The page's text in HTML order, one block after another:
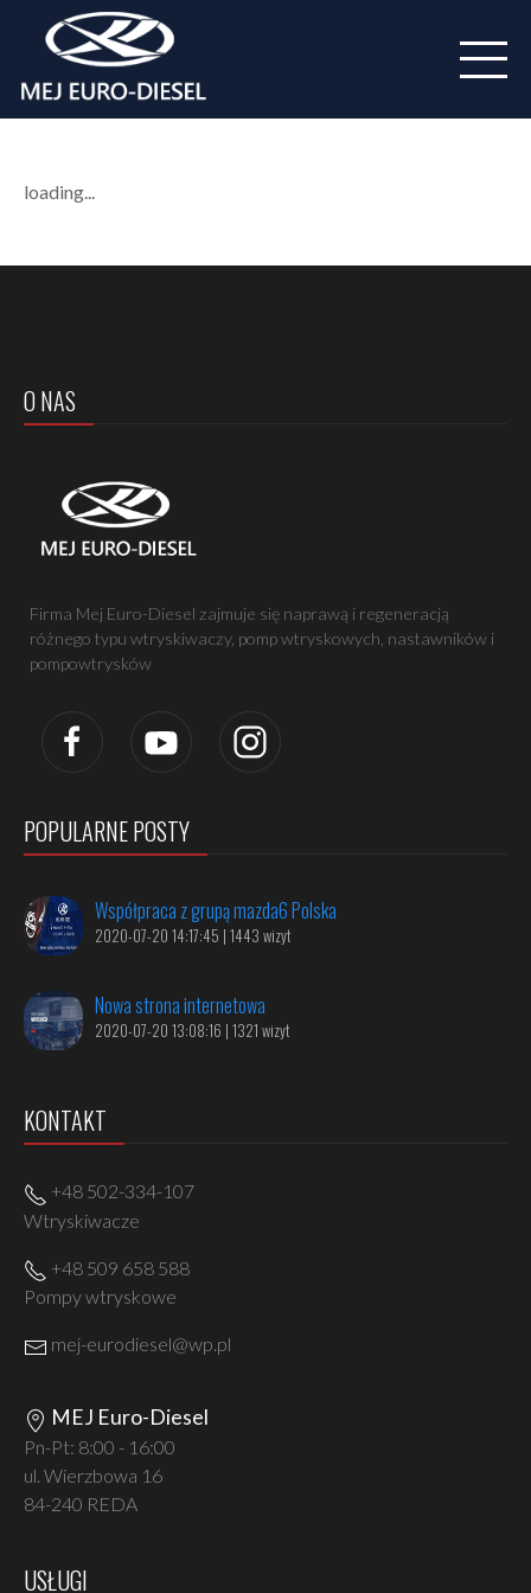
loading...
O NAS
Firma Mej Euro-Diesel zajmuje się naprawą i regeneracją
różnego typu wtryskiwaczy, pomp wtryskowych, nastawników i
pompowtrysków
POPULARNE POSTY
Współpraca z grupą mazda6 Polska
2020-07-20 14:17:45 | 1443 wizyt
Nowa strona internetowa
2020-07-20 13:08:16 | 1321 wizyt
KONTAKT
+48 502-334-107
Wtryskiwacze
+48 509 658 588
Pompy wtryskowe
mej-eurodiesel@wp.pl
MEJ Euro-Diesel
Pn-Pt: 8:00 - 16:00
ul. Wierzbowa 16
84-240 REDA
USŁUGI